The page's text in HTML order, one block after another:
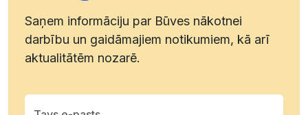
Saņem informāciju par Būves nākotnei
darbību un gaidāmajiem notikumiem, kā arī
aktualitātēm nozarē.